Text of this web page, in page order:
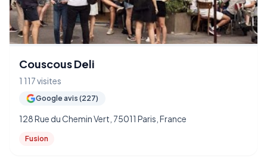
Couscous Deli
1 117 visites
Google avis (227)
128 Rue du Chemin Vert, 75011 Paris, France
Fusion